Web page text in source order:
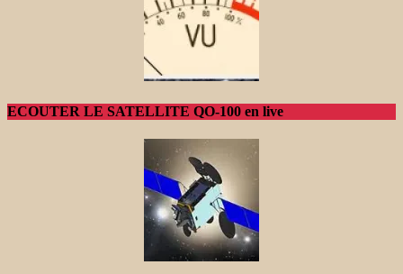
ECOUTER LE SATELLITE QO-100 en live